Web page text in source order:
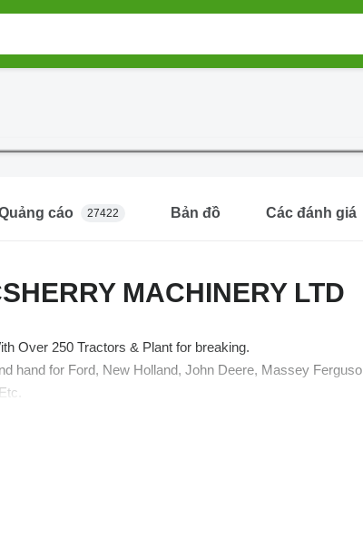
cáo 27422 Bản đồ Các đánh giá
MACHINERY LTD
Over 250 Tractors & Plant for breaking.
hand for Ford, New Holland, John Deere, Massey